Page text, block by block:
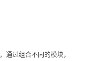
，通过组合不同的模块，